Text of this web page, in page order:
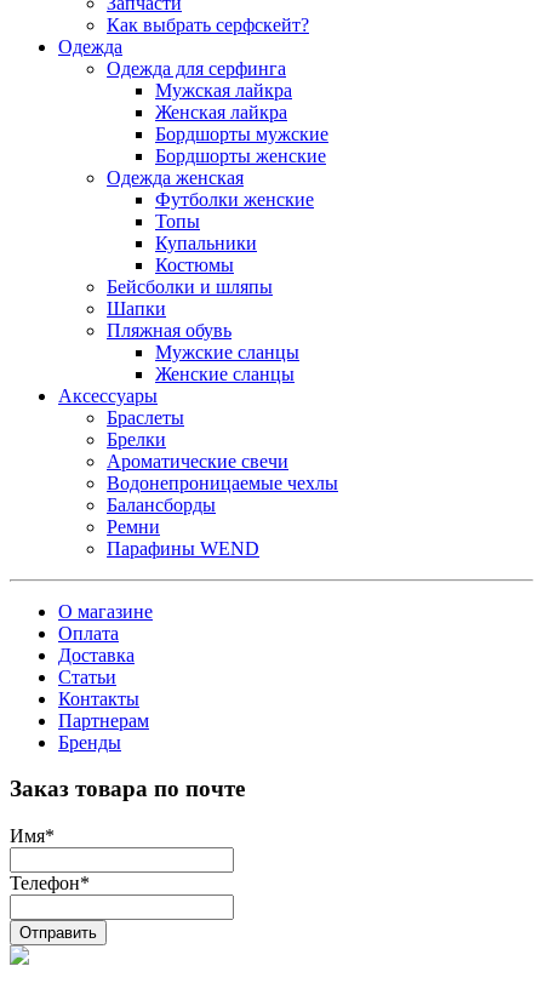
Как выбрать серфскейт?
Одежда
Одежда для серфинга
Мужская лайкра
Женская лайкра
Бордшорты мужские
Бордшорты женские
Одежда женская
Футболки женские
Топы
Купальники
Костюмы
Бейсболки и шляпы
Шапки
Пляжная обувь
Мужские сланцы
Женские сланцы
Аксессуары
Браслеты
Брелки
Ароматические свечи
Водонепроницаемые чехлы
Балансборды
Ремни
Парафины WEND
О магазине
Оплата
Доставка
Статьи
Контакты
Партнерам
Бренды
Заказ товара по почте
Имя*
Телефон*
Отправить